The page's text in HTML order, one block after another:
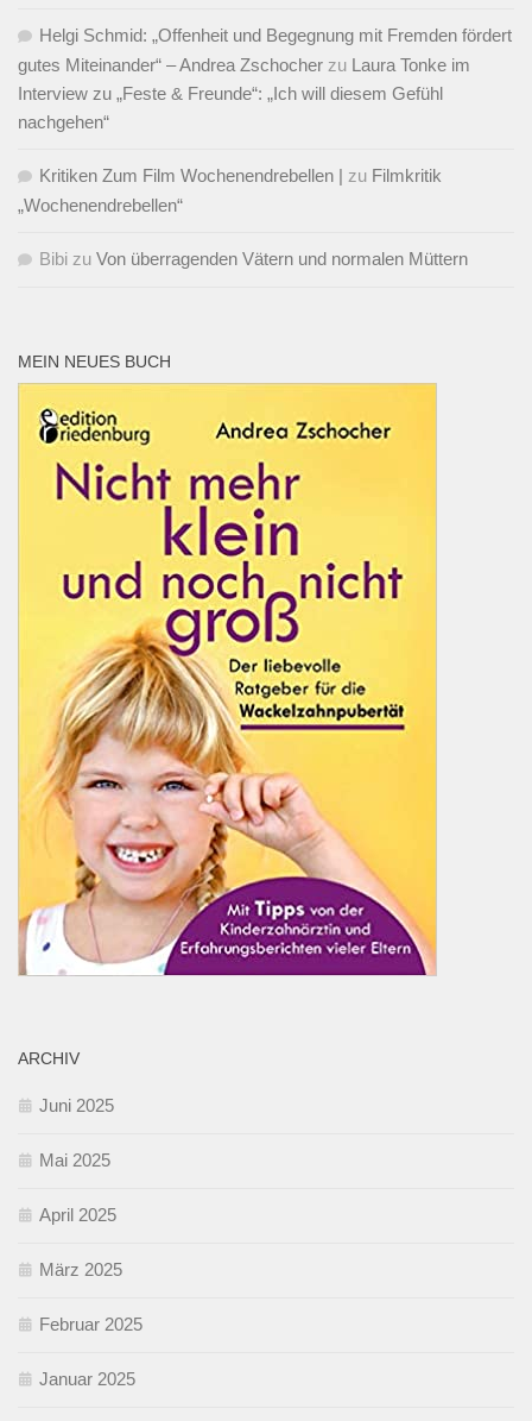
Helgi Schmid: „Offenheit und Begegnung mit Fremden fördert
gutes Miteinander“ – Andrea Zschocher zu Laura Tonke im
Interview zu „Feste & Freunde“: „Ich will diesem Gefühl
nachgehen“
Kritiken Zum Film Wochenendrebellen | zu Filmkritik
„Wochenendrebellen“
Bibi zu Von überragenden Vätern und normalen Müttern
MEIN NEUES BUCH
ARCHIV
Juni 2025
Mai 2025
April 2025
März 2025
Februar 2025
Januar 2025